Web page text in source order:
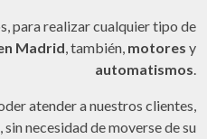
para realizar cualquier tipo de
Madrid, también, motores y
automatismos.
atender a nuestros clientes,
, sin necesidad de moverse de su